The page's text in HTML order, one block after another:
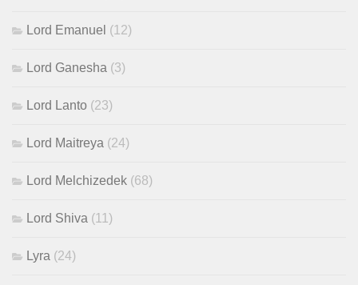
Lord Emanuel (12)
Lord Ganesha (3)
Lord Lanto (23)
Lord Maitreya (24)
Lord Melchizedek (68)
Lord Shiva (11)
Lyra (24)